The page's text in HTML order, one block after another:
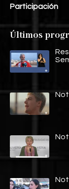
Participación
Últimos